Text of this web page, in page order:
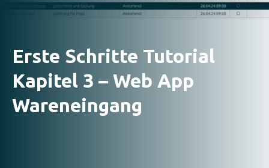
Erste Schritte Tutorial
Kapitel 3 – Web App
Wareneingang